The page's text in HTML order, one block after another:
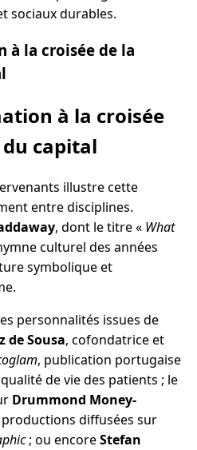
sociaux durables.
à la croisée de la
à la croisée
capital
illustre cette
entre disciplines.
, dont le titre « What
culturel des années
symbolique et
personnalités issues de
de Sousa, cofondatrice et
, publication portugaise
de vie des patients ; le
Drummond Money-
diffusées sur
; ou encoreStefan